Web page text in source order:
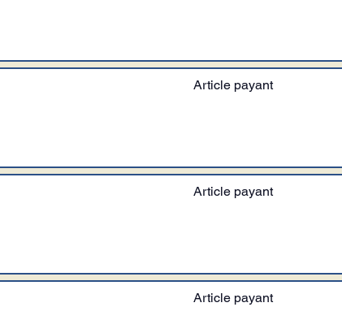
Article payant
Article payant
Article payant